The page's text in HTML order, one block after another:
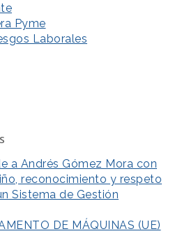
Pyme
Laborales
a Andrés Gómez Mora con
reconocimiento y respeto
Sistema de Gestión
DE MÁQUINAS (UE)